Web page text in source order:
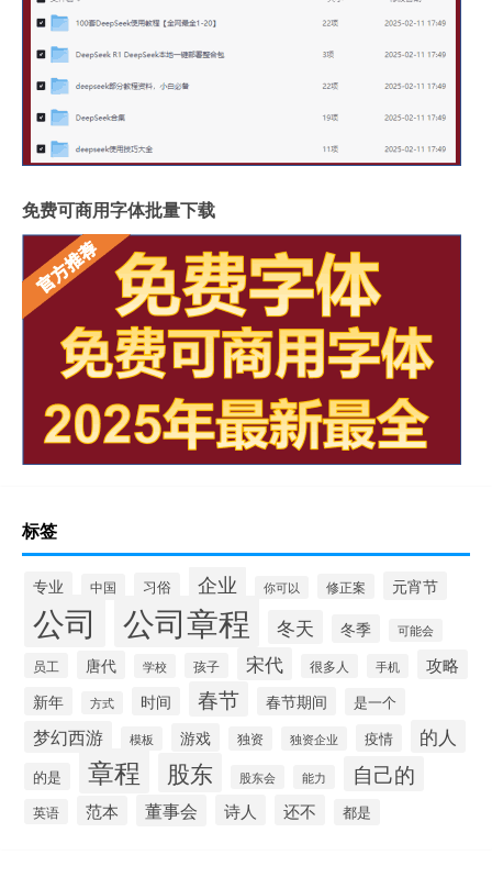
免费可商用字体批量下载
标签
专业 中国 习俗 企业 你可以 修正案 元宵节
公司 公司章程 冬天 冬季 可能会
员工 唐代 学校 孩子 宋代 很多人 手机 攻略
新年 方式 时间 春节 春节期间 是一个
梦幻西游 模板 游戏 独资 独资企业 疫情 的人
的是 章程 股东 股东会 能力 自己的
英语 范本 董事会 诗人 还不 都是